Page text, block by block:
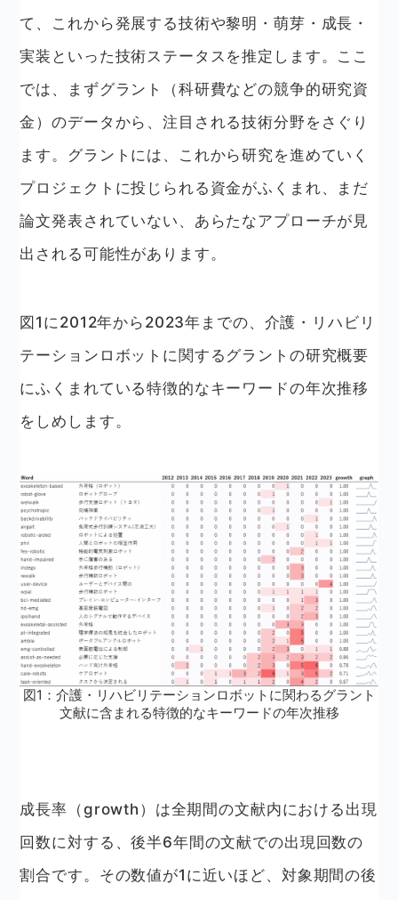
て、これから発展する技術や黎明・萌芽・成長・
実装といった技術ステータスを推定します。ここ
では、まずグラント（科研費などの競争的研究資
金）のデータから、注目される技術分野をさぐり
ます。グラントには、これから研究を進めていく
プロジェクトに投じられる資金がふくまれ、まだ
論文発表されていない、あらたなアプローチが見
出される可能性があります。
図1に2012年から2023年までの、介護・リハビリ
テーションロボットに関するグラントの研究概要
にふくまれている特徴的なキーワードの年次推移
をしめします。
図1：介護・リハビリテーションロボットに関わるグラント
文献に含まれる特徴的なキーワードの年次推移
成長率（growth）は全期間の文献内における出現
回数に対する、後半6年間の文献での出現回数の
割合です。その数値が1に近いほど、対象期間の後